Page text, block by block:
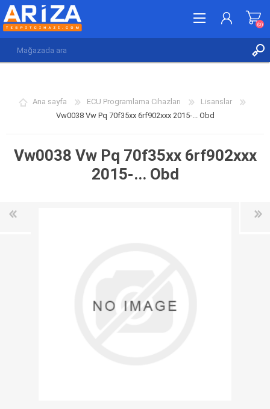
(0)
(0)
Ana sayfa ECU Programlama Cihazları
Lisanslar
Vw0038 Vw Pq 70f35xx 6rf902xxx 2015-... Obd
Vw0038 Vw Pq 70f35xx 6rf902xxx
2015-... Obd